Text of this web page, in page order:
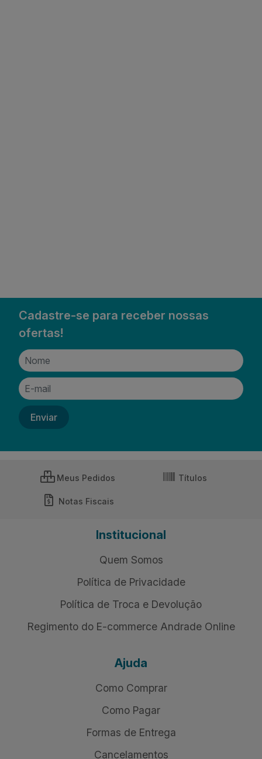
Cadastre-se para receber nossas
ofertas!
Meus Pedidos Títulos
Notas Fiscais
Institucional
Quem Somos
Política de Privacidade
Política de Troca e Devolução
Regimento do E-commerce Andrade Online
Ajuda
Como Comprar
Como Pagar
Formas de Entrega
Cancelamentos